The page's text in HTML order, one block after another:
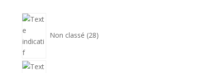
Non classé 28